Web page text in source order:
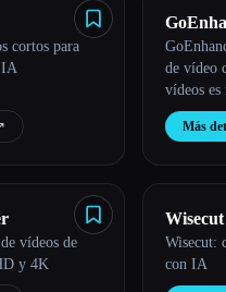
cortos para
IA
de vídeo
vídeos es
Más
vídeos de
y 4K
Wisecut
Wisecut:
con IA